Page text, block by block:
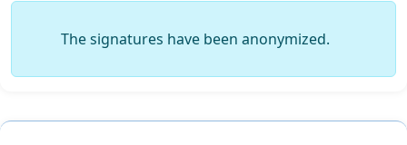
The signatures have been anonymized.